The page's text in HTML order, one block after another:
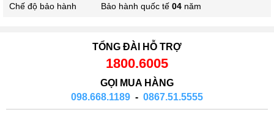
Chế độ bảo hành Bảo hành quốc tế 04 năm
TỔNG ĐÀI HỖ TRỢ
1800.6005
GỌI MUA HÀNG
098.668.1189 - 0867.51.5555